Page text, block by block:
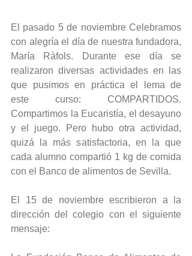
El pasado 5 de noviembre Celebramos
con alegría el día de nuestra fundadora,
María Ràfols. Durante ese día se
realizaron diversas actividades en las
que pusimos en práctica el lema de
este curso: COMPARTIDOS.
Compartimos la Eucaristía, el desayuno
y el juego. Pero hubo otra actividad,
quizá la más satisfactoria, en la que
cada alumno compartió 1 kg de comida
con el Banco de alimentos de Sevilla.
El 15 de noviembre escribieron a la
dirección del colegio con el siguiente
mensaje: